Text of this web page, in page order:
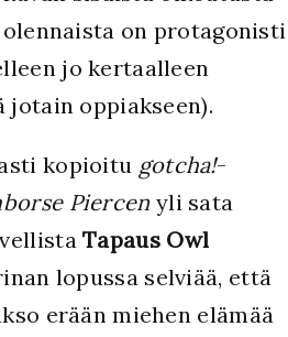
on protagonisti
jo kertaalleen
jotain oppiakseen).
kopioitu gotcha!-
Piercen yli sata
Tapaus Owl
lopussa selviää, että
erään miehen elämää